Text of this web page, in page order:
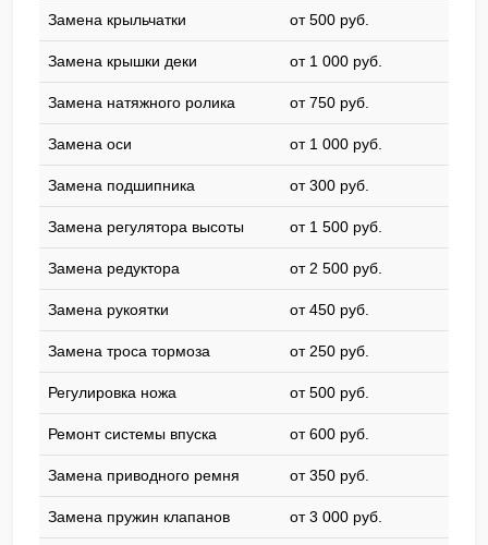
Замена крыльчатки от 500 pyб.
Замена крышки деки от 1 000 pyб.
Замена натяжного ролика от 750 pyб.
Замена оси от 1 000 pyб.
Замена подшипника от 300 pyб.
Замена регулятора высоты от 1 500 pyб.
Замена редуктора от 2 500 pyб.
Замена рукоятки от 450 pyб.
Замена троса тормоза от 250 pyб.
Регулировка ножа от 500 pyб.
Ремонт системы впуска от 600 pyб.
Замена приводного ремня от 350 pyб.
Замена пружин клапанов от 3 000 pyб.